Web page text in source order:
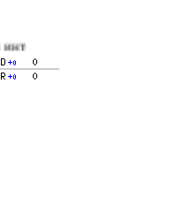
качественное цифровое